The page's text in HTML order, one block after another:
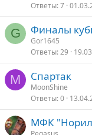
Ответы 7
G Финалы
Gor1645
Ответы 29
M Спартак
MoonShine
Ответы 0
МФК